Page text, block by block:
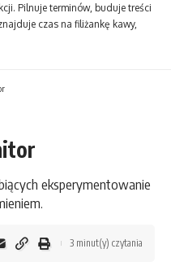
Pilnuje terminów, buduje treści
czas na filiżankę kawy,
eksperymentowanie
3 minut(y) czytania